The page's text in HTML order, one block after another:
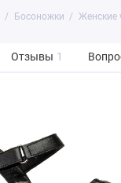
Босоножки Женские
Отзывы 1